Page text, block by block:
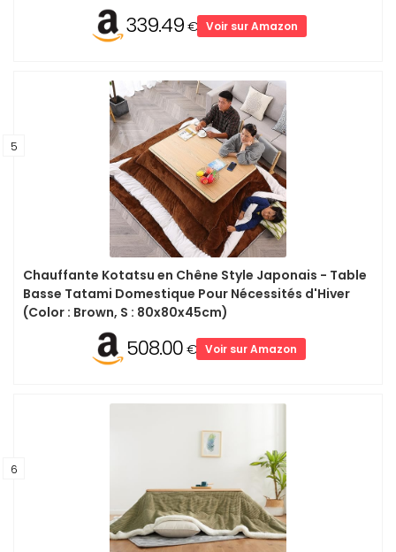
339.49€ Voir sur Amazon
5
Chauffante Kotatsu en Chêne Style Japonais - Table
Basse Tatami Domestique Pour Nécessités d'Hiver
(Color : Brown, S : 80x80x45cm)
508.00€ Voir sur Amazon
6